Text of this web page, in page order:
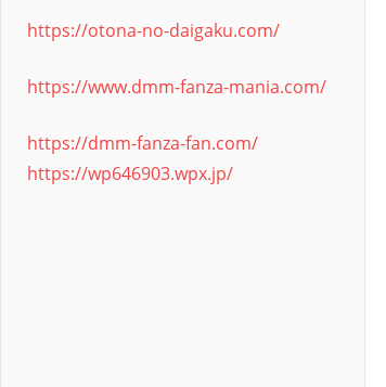
https://otona-no-daigaku.com/
https://www.dmm-fanza-mania.com/
https://dmm-fanza-fan.com/
https://wp646903.wpx.jp/